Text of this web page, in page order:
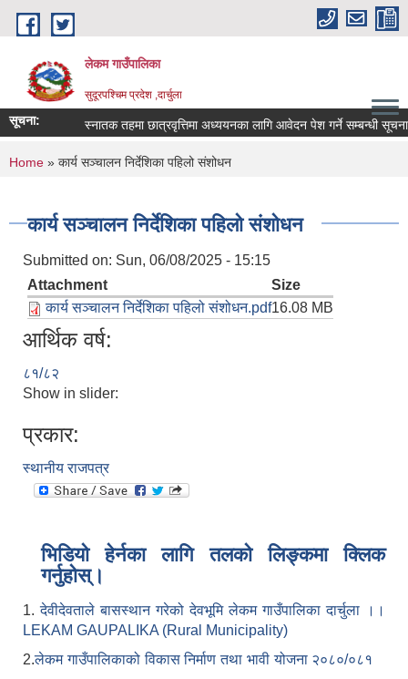
Skip to main content
लेकम गाउँपालिका
सुदूरपश्चिम प्रदेश ,दार्चुला
सूचना: स्नातक तहमा छात्रवृत्तिमा अध्ययनका लागि आवेदन पेश गर्ने सम्बन्धी सूचना
You are here
Home » कार्य सञ्चालन निर्देशिका पहिलो संशोधन
कार्य सञ्चालन निर्देशिका पहिलो संशोधन
Submitted on: Sun, 06/08/2025 - 15:15
Attachment
Size
कार्य सञ्चालन निर्देशिका पहिलो संशोधन.pdf16.08 MB
आर्थिक वर्ष:
८१/८२
Show in slider:
प्रकार:
स्थानीय राजपत्र
भिडियो हेर्नका लागि तलको लिङ्कमा क्लिक
गर्नुहोस्।
1.देवीदेवताले बासस्थान गरेको देवभूमि लेकम गाउँपालिका दार्चुला ।।
LEKAM GAUPALIKA (Rural Municipality)
2.लेकम गाउँपालिकाको विकास निर्माण तथा भावी योजना २०८०/०८१